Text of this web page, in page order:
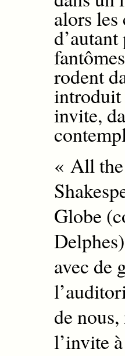
alors les
rodent
introduit
invite,
« All the
Globe
avec de
de nous,
l’invite